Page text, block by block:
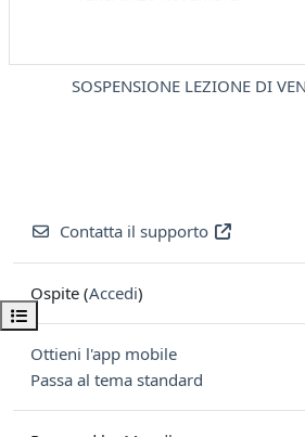
Apri indice del corso
SOSPENSIONE LEZIONE DI
Contatta il supporto
Ospite (Accedi)
Ottieni l'app mobile
Passa al tema standard